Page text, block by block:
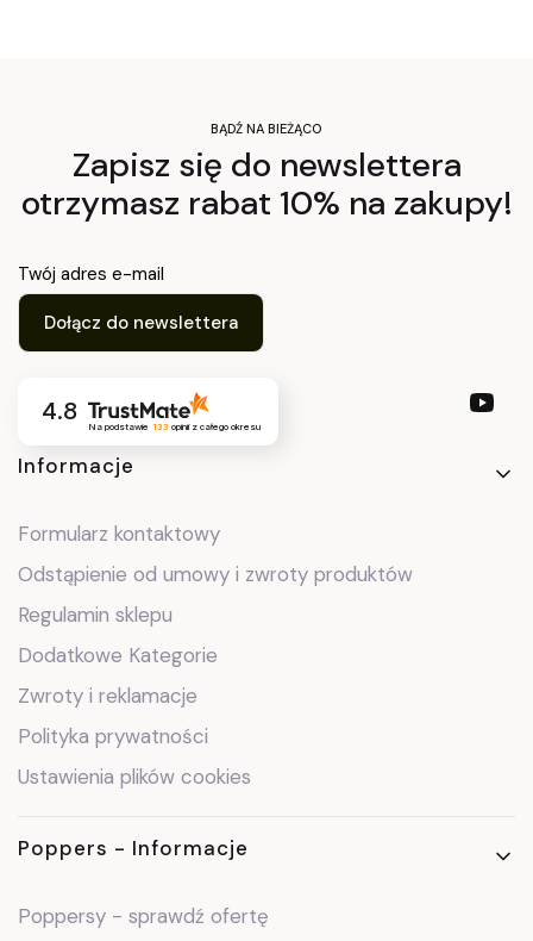
BĄDŹ NA BIEŻĄCO
Zapisz się do newslettera
otrzymasz rabat 10% na zakupy!
Twój adres e-mail
Dołącz do newslettera
4.8
Na podstawie 133 opinii z całego okresu
Linki w stopce
Informacje
Formularz kontaktowy
Odstąpienie od umowy i zwroty produktów
Regulamin sklepu
Dodatkowe Kategorie
Zwroty i reklamacje
Polityka prywatności
Ustawienia plików cookies
Poppers - Informacje
Poppersy - sprawdź ofertę